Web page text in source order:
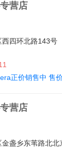
营店
四环北路143号
正价销售中 售
营店
盏乡东苇路北